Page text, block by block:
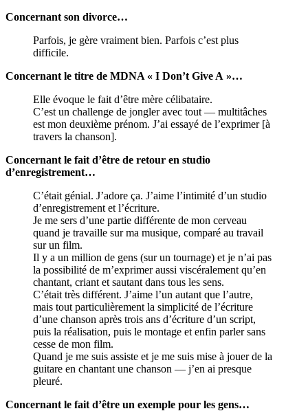
Concernant son divorce…
Parfois, je gère vraiment bien. Parfois c’est plus
difficile.
Concernant le titre de MDNA « I Don’t Give A »…
Elle évoque le fait d’être mère célibataire.
C’est un challenge de jongler avec tout — multitâches
est mon deuxième prénom. J’ai essayé de l’exprimer [à
travers la chanson].
Concernant le fait d’être de retour en studio
d’enregistrement…
C’était génial. J’adore ça. J’aime l’intimité d’un studio
d’enregistrement et l’écriture.
Je me sers d’une partie différente de mon cerveau
quand je travaille sur ma musique, comparé au travail
sur un film.
Il y a un million de gens (sur un tournage) et je n’ai pas
la possibilité de m’exprimer aussi viscéralement qu’en
chantant, criant et sautant dans tous les sens.
C’était très différent. J’aime l’un autant que l’autre,
mais tout particulièrement la simplicité de l’écriture
d’une chanson après trois ans d’écriture d’un script,
puis la réalisation, puis le montage et enfin parler sans
cesse de mon film.
Quand je me suis assiste et je me suis mise à jouer de la
guitare en chantant une chanson — j’en ai presque
pleuré.
Concernant le fait d’être un exemple pour les gens…